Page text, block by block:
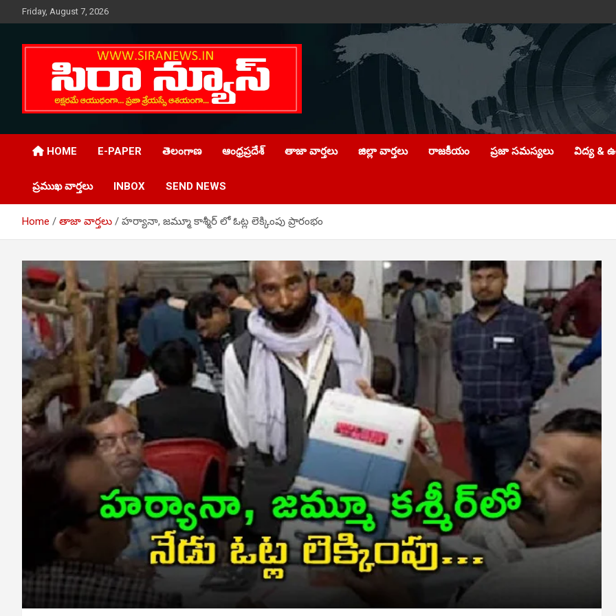
to
Friday, August 7, 2026
SIRA NEWS
HOME E-PAPER తెలంగాణ ఆంధ్రప్రదేశ్ తాజా వార్తలు జిల్లా వార్తలు రాజకీయం ప్రజా సమస్యలు విద్య &
ప్రముఖ వార్తలు INBOX SEND NEWS
Home తాజా వార్తలు హర్యానా, జమ్మూ కాశ్మీర్ లో ఓట్ల లెక్కింపు ప్రారంభం